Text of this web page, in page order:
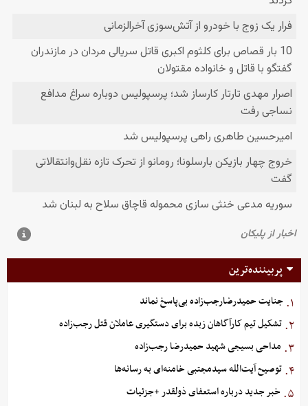
پربیننده‌ترین
۱. جنایت حمیدرضارجب‌زاده بی‌پاسخ نماند
۲. تشکیل تیم کارآگاهان زبده برای دستگیری عاملان قتل رجب‌زاده
۳. مداحی بسیجی شهید حمیدرضا رجب‌زاده
۴. توصیح آیت‌الله سیدمجتبی خامنه‌ای به رسانه‌ها
۵. خبر جدید درباره استعفای ذولقدر +جزئیات